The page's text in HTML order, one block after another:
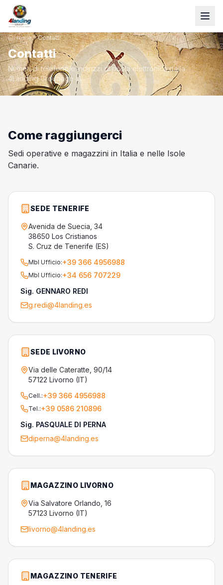
Home Contatti
Contatti
Numeri di telefono e indirizzi di posta elettronica della
4Landing Groupage sl
Come raggiungerci
Sedi operative e magazzini in Italia e nelle Isole
Canarie.
SEDE TENERIFE
Avenida de Suecia, 34
38650 Los Cristianos
S. Cruz de Tenerife (ES)
Mbl Ufficio:+39 366 4956988
Mbl Ufficio:+34 656 707229
Sig. GENNARO REDI
g.redi@4landing.es
SEDE LIVORNO
Via delle Cateratte, 90/14
57122 Livorno (IT)
Cell.:+39 366 4956988
Tel.:+39 0586 210896
Sig. PASQUALE DI PERNA
diperna@4landing.es
MAGAZZINO LIVORNO
Via Salvatore Orlando, 16
57123 Livorno (IT)
livorno@4landing.es
MAGAZZINO TENERIFE